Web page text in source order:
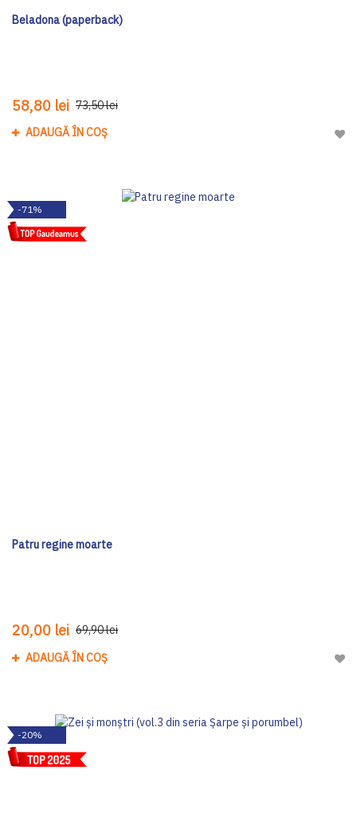
Beladona (paperback)
58,80 lei 73,50 lei
ADAUGĂ ÎN COȘ
-71%
Patru regine moarte
20,00 lei 69,90 lei
ADAUGĂ ÎN COȘ
-20%